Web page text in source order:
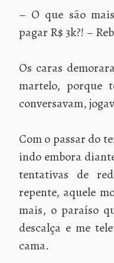
– O que são
pagar R$ 3k?! –
Os caras
martelo, porque
conversavam,
Com o passar do
indo embora
tentativas de
repente, aquele
mais, o paraíso
descalça e me
cama.